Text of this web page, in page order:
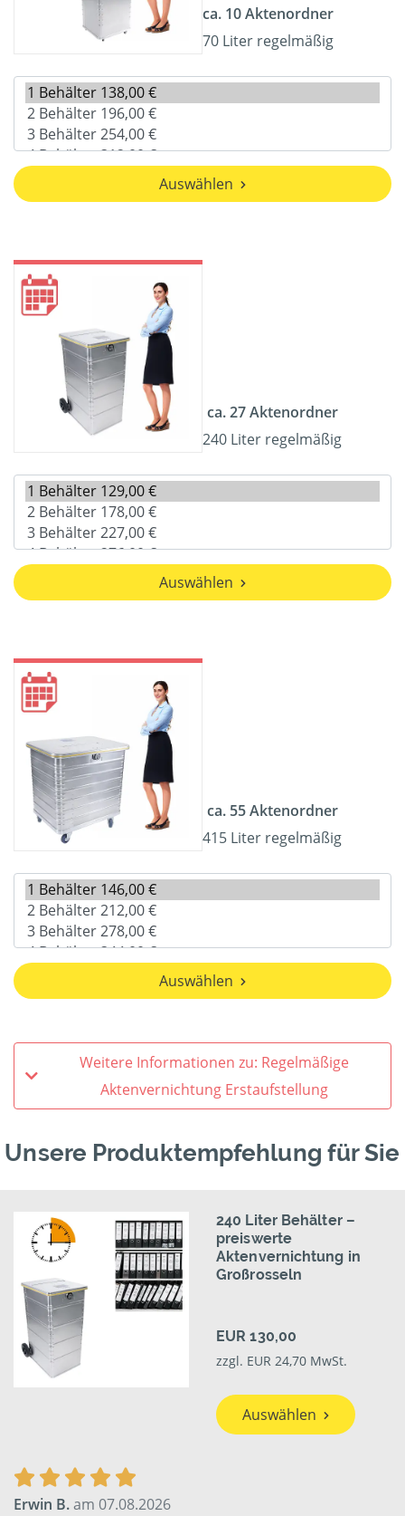
ca. 10 Aktenordner
70 Liter regelmäßig
Auswählen
ca. 27 Aktenordner
240 Liter regelmäßig
Auswählen
ca. 55 Aktenordner
415 Liter regelmäßig
Auswählen
Weitere Informationen zu: Regelmäßige
Aktenvernichtung Erstaufstellung
Unsere Produktempfehlung für Sie
240 Liter Behälter –
preiswerte
Aktenvernichtung in
Großrosseln
EUR 130,00
zzgl. EUR 24,70 MwSt.
Auswählen
Erwin B.am 07.08.2026